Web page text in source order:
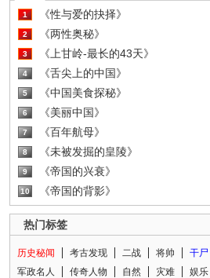
1 《性与爱的抉择》
2 《两性奥秘》
3 《上甘岭-最长的43天》
4 《舌尖上的中国》
5 《中国美食探秘》
6 《美丽中国》
7 《百年航母》
8 《未被发掘的皇陵》
9 《帝国的兴衰》
10 《帝国的背影》
热门标签
历史秘闻 考古发现 二战 将帅
干尸
军政名人
传奇人物 自然 灾难
娱乐